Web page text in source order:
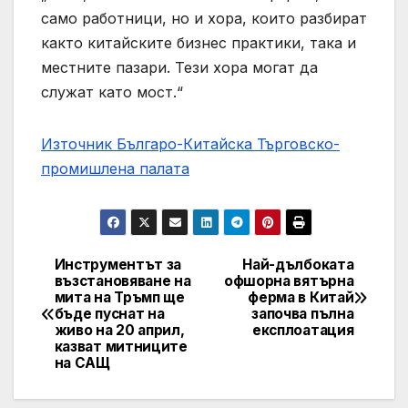
само работници, но и хора, които разбират
както китайските бизнес практики, така и
местните пазари. Тези хора могат да
служат като мост.“
Източник Българо-Китайска Търговско-
промишлена палaта
Навигация
Най-дълбоката
офшорна вятърна
ферма в Китай
започва пълна
експлоатация
Инструментът за
възстановяване на
мита на Тръмп ще
бъде пуснат на
живо на 20 април,
казват митниците
на САЩ